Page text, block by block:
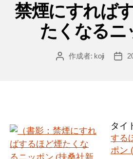
ゴ
リ
ー
禁煙にすれば
たくなるニ
投
作成者: koji
投
タイ
する
ポン